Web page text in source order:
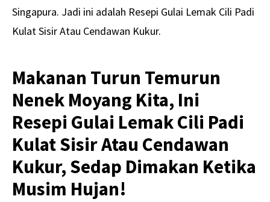
Singapura. Jadi ini adalah Resepi Gulai Lemak Cili Padi
Kulat Sisir Atau Cendawan Kukur.
Makanan Turun Temurun
Nenek Moyang Kita, Ini
Resepi Gulai Lemak Cili Padi
Kulat Sisir Atau Cendawan
Kukur, Sedap Dimakan Ketika
Musim Hujan!